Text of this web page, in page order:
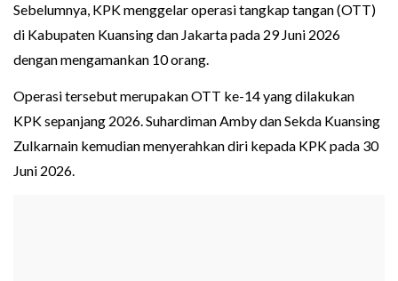
Sebelumnya, KPK menggelar operasi tangkap tangan (OTT)
di Kabupaten Kuansing dan Jakarta pada 29 Juni 2026
dengan mengamankan 10 orang.
Operasi tersebut merupakan OTT ke-14 yang dilakukan
KPK sepanjang 2026. Suhardiman Amby dan Sekda Kuansing
Zulkarnain kemudian menyerahkan diri kepada KPK pada 30
Juni 2026.